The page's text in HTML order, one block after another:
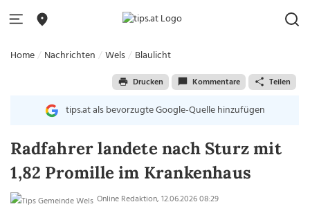
Home Nachrichten Wels Blaulicht
Drucken Kommentare Teilen
tips.at als bevorzugte Google-Quelle hinzufügen
Radfahrer landete nach Sturz mit
1,82 Promille im Krankenhaus
Online Redaktion, 12.06.2026 08:29